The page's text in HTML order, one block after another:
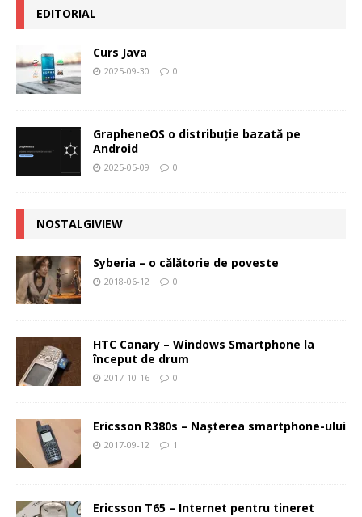
EDITORIAL
Curs Java
2025-09-30 0
GrapheneOS o distribuție bazată pe
Android
2025-05-09 0
NOSTALGIVIEW
Syberia – o călătorie de poveste
2018-06-12 0
HTC Canary – Windows Smartphone la
început de drum
2017-10-16 0
Ericsson R380s – Naşterea smartphone-ului
2017-09-12 1
Ericsson T65 – Internet pentru tineret